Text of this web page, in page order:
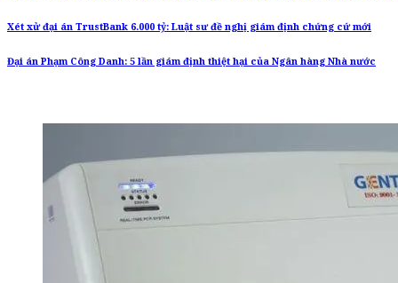
Xét xử đại án TrustBank 6.000 tỷ: Luật sư đề nghị giám định chứng cứ mới
Đại án Phạm Công Danh: 5 lần giám định thiệt hại của Ngân hàng Nhà nước